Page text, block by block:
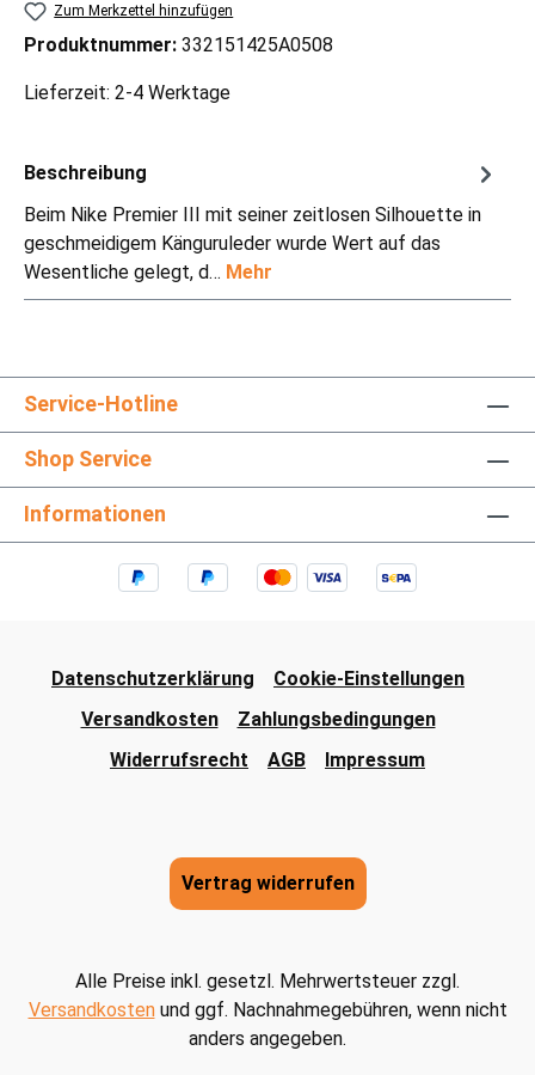
Zum Merkzettel hinzufügen
Produktnummer: 332151425A0508
Lieferzeit: 2-4 Werktage
Beschreibung
Beim Nike Premier III mit seiner zeitlosen Silhouette in
geschmeidigem Känguruleder wurde Wert auf das
Wesentliche gelegt, d… Mehr
Service-Hotline
Shop Service
Informationen
Datenschutzerklärung
Cookie-Einstellungen
Versandkosten
Zahlungsbedingungen
Widerrufsrecht
AGB Impressum
Vertrag widerrufen
Alle Preise inkl. gesetzl. Mehrwertsteuer zzgl.
Versandkostenund ggf. Nachnahmegebühren, wenn nicht
anders angegeben.